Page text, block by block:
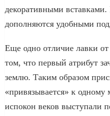
декоративными
дополняются удобными
Еще одно отличие лавки от
том, что первый атрибут
землю. Таким образом
«привязывается» к одному
испокон веков выступали